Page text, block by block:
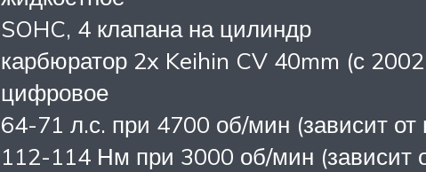
SOHC, 4 клапана на цилиндр
карбюратор 2x Keihin CV 40mm (с 2002
цифровое
64-71 л.с. при 4700 об/мин (зависит от
112-114 Нм при 3000 об/мин (зависит